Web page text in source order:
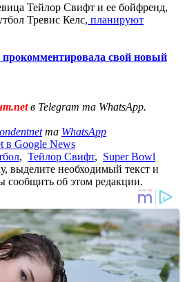
Тейлор Свифт и ее бойфренд,
Тревис Келс, планируют
свой новый
в Telegram та WhatsApp.
та WhatsApp
в Google News
, Тейлор Свифт, Super Bowl
выделите необходимый текст и
сообщить об этом редакции.